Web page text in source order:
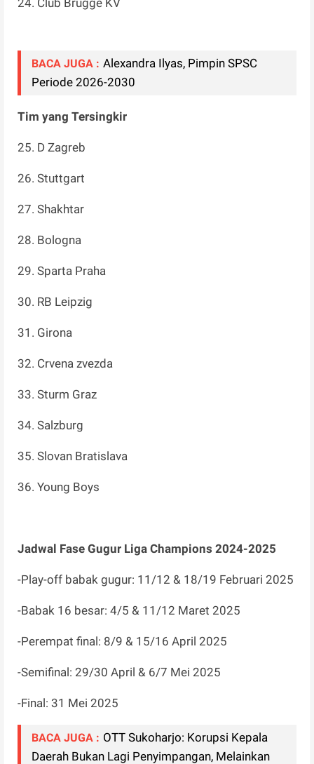
BACA JUGA : Alexandra Ilyas, Pimpin SPSC
Periode 2026-2030
Tim yang Tersingkir
25. D Zagreb
26. Stuttgart
27. Shakhtar
28. Bologna
29. Sparta Praha
30. RB Leipzig
31. Girona
32. Crvena zvezda
33. Sturm Graz
34. Salzburg
35. Slovan Bratislava
36. Young Boys
Jadwal Fase Gugur Liga Champions 2024-2025
-Play-off babak gugur: 11/12 & 18/19 Februari 2025
-Babak 16 besar: 4/5 & 11/12 Maret 2025
-Perempat final: 8/9 & 15/16 April 2025
-Semifinal: 29/30 April & 6/7 Mei 2025
-Final: 31 Mei 2025
BACA JUGA : OTT Sukoharjo: Korupsi Kepala
Daerah Bukan Lagi Penyimpangan, Melainkan